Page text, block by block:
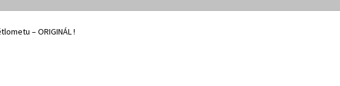
Obchodní podmínky
– ORIGINÁL !